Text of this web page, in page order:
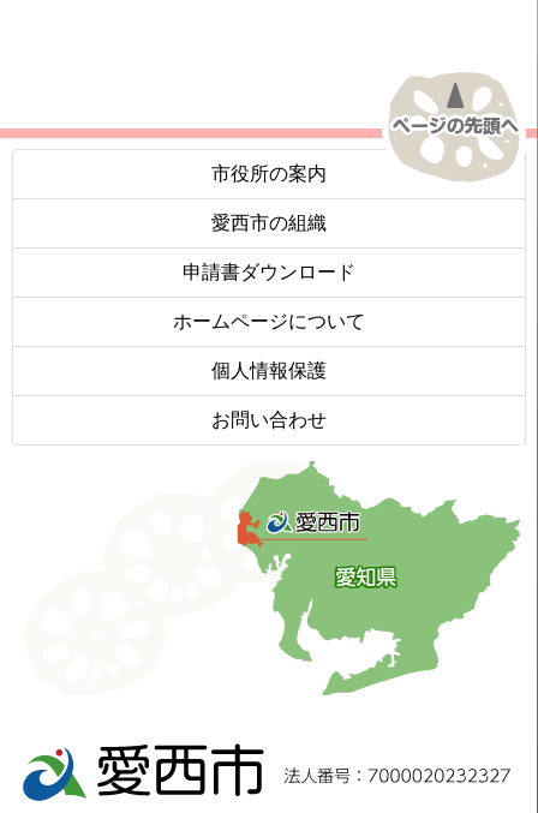
市役所の案内
愛西市の組織
申請書ダウンロード
ホームページについて
個人情報保護
お問い合わせ